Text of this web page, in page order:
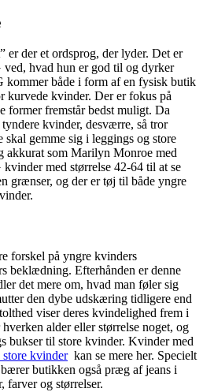
er der et ordsprog, der lyder. Det er
hvad hun er god til og dyrker
kommer både i form af en fysisk butik
kurvede kvinder. Der er fokus på
former fremstår bedst muligt. Da
kvinder, desværre, så tror
skal gemme sig i leggings og store
akkurat som Marilyn Monroe med
med størrelse 42-64 til at se
grænser, og der er tøj til både yngre
forskel på yngre kvinders
beklædning. Efterhånden er denne
det mere om, hvad man føler sig
den dybe udskæring tidligere end
viser deres kvindelighed frem i
alder eller størrelse noget, og
bukser til store kvinder. Kvinder med
kvinderkan se mere her. Specielt
butikken også præg af jeans i
farver og størrelser.